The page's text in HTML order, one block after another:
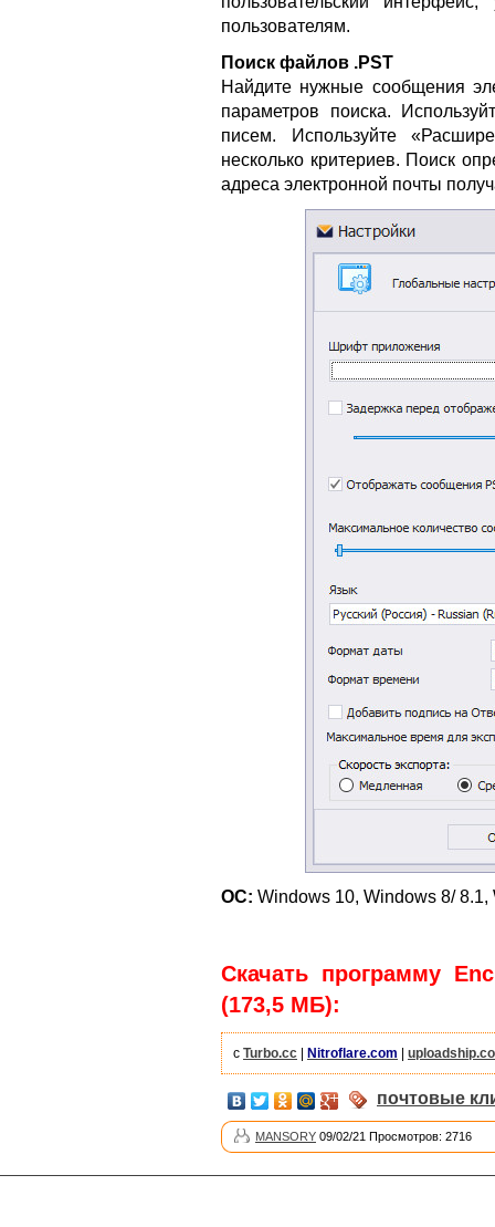
пользователям.
Поиск файлов .PST
Найдите нужные сообщения
параметров поиска.
писем. Используйте
несколько критериев. Поиск
адреса электронной почты
ОС: Windows 10, Windows 8/
Скачать программу
(173,5 МБ):
с Turbo.cc Nitroflare.com
почтовые
MANSORY 09/02/21 Просмотров: 2716